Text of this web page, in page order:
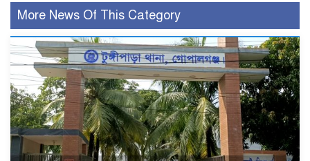
More News Of This Category